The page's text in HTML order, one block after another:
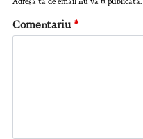
Adresa ta de email nu va fi publicată.
Comentariu *